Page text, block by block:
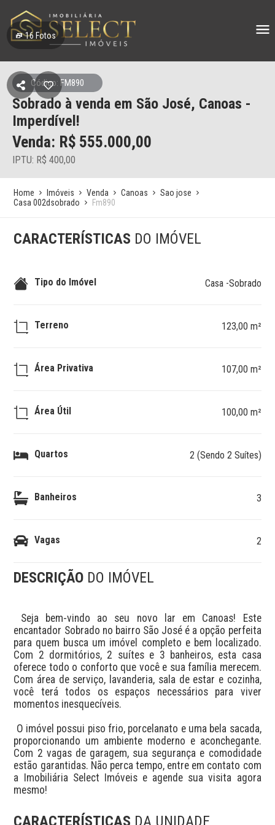
16 Fotos
Código: FM890
Sobrado à venda em São José, Canoas -
Imperdível!
Venda: R$ 555.000,00
IPTU: R$ 400,00
Home Imóveis Venda Canoas
Sao jose
Casa 002dsobrado
Fm890
CARACTERÍSTICAS DO IMÓVEL
Tipo do Imóvel Casa -Sobrado
Terreno 123,00 m²
Área Privativa 107,00 m²
Área Útil 100,00 m²
Quartos 2 (Sendo 2 Suítes)
Banheiros 3
Vagas 2
DESCRIÇÃO DO IMÓVEL
encantador Sobrado no bairro São José é a opção perfeita
para quem busca um imóvel completo e bem localizado.
Com 2 dormitórios, 2 suítes e 3 banheiros, esta casa
oferece todo o conforto que você e sua família merecem.
Com área de serviço, lavanderia, sala de estar e cozinha,
você terá todos os espaços necessários para viver
momentos inesquecíveis.
proporcionando um ambiente moderno e aconchegante.
Com 2 vagas de garagem, sua segurança e comodidade
estão garantidas. Não perca tempo, entre em contato com
a Imobiliária Select Imóveis e agende sua visita agora
mesmo!
CARACTERÍSTICAS DA UNIDADE